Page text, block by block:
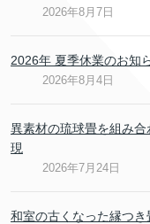
2026年8月7日
2026年 夏季休業のお知
2026年8月4日
異素材の琉球畳を組み
現
2026年7月24日
和室の古くなった縁つ